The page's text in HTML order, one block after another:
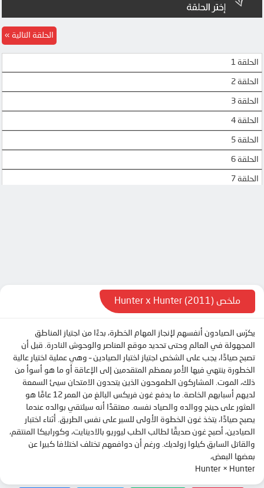
الحلقة 1
الحلقة 2
الحلقة 3
الحلقة 4
الحلقة 5
الحلقة 6
الحلقة 7
الحلقة 14
الحلقة 15
الحلقة 16
الحلقة 17
الحلقة 18
الحلقة 19
الحلقة 20
الحلقة 21
الحلقة 22
الحلقة التالية
ملخص Hunter x Hunter (2011)
يكرّس الصيادون أنفسهم لإنجاز المهام الخطرة، بدءًا من اجتياز المناطق
المجهولة في العالم وحتى تحديد موقع العناصر والوحوش النادرة. قبل أن
تصبح صيادًا، يجب على الشخص اجتياز اختبار الصيادين – وهي عملية اختيار عالية
الخطورة ينتهي فيها الأمر بمعظم المتقدمين إلى الإعاقة أو ما هو أسوأ من
ذلك، الموت. المشاركون الطموحون الذين يتحدون الامتحان سيئ السمعة
لديهم أسبابهم الخاصة. ما يدفع غون فريكس البالغ من العمر 12 عامًا هو
العثور على جينج ووالده والصياد نفسه. معتقدًا أنه سيلتقي بوالده عندما
يصبح صيادًا، يتخذ غون الخطوة الأولى للسير على نفس الطريق. أثناء اختبار
الصيادين، أصبح غون صديقًا لطالب الطب ليوريو بالادينايت، وكورابيكا المنتقم،
والقاتل السابق كيلوا زولديك. ورغم أن دوافعهم تختلف اختلافا كبيرا عن
بعضها البعض،
Hunter × Hunter